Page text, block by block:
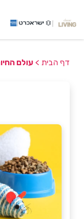
דף הבית > עולם